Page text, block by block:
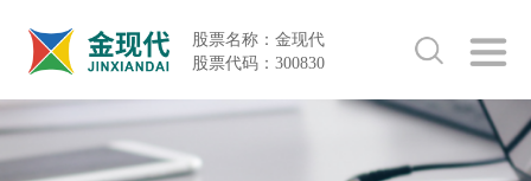
股票名称：金现代
股票代码：300830